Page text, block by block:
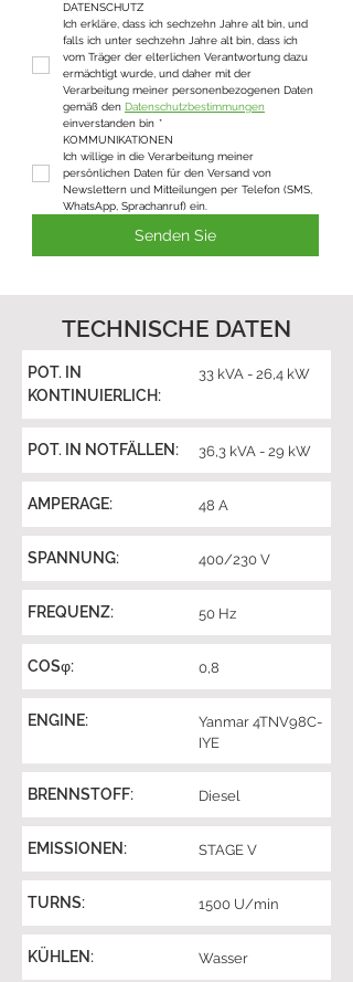
DATENSCHUTZ
Ich erkläre, dass ich sechzehn Jahre alt bin, und
falls ich unter sechzehn Jahre alt bin, dass ich
vom Träger der elterlichen Verantwortung dazu
ermächtigt wurde, und daher mit der
Verarbeitung meiner personenbezogenen Daten
gemäß den Datenschutzbestimmungen
einverstanden bin *
KOMMUNIKATIONEN
Ich willige in die Verarbeitung meiner
persönlichen Daten für den Versand von
Newslettern und Mitteilungen per Telefon (SMS,
WhatsApp, Sprachanruf) ein.
Senden Sie
TECHNISCHE DATEN
POT. IN
KONTINUIERLICH:
33 kVA - 26,4 kW
POT. IN NOTFÄLLEN: 36,3 kVA - 29 kW
AMPERAGE: 48 A
SPANNUNG: 400/230 V
FREQUENZ: 50 Hz
COSφ: 0,8
ENGINE:
Yanmar 4TNV98C-
IYE
BRENNSTOFF: Diesel
EMISSIONEN: STAGE V
TURNS: 1500 U/min
KÜHLEN: Wasser